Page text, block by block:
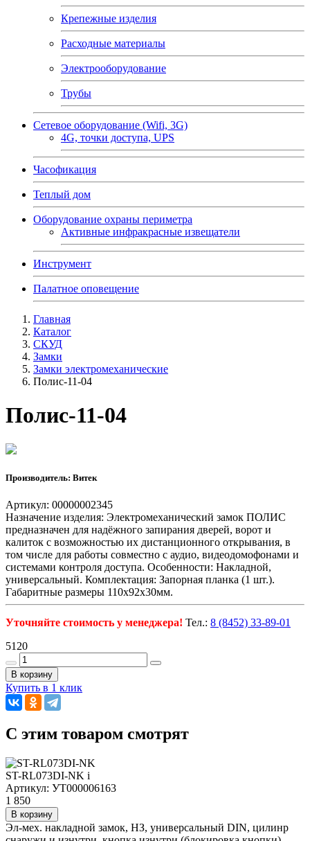
Крепежные изделия
Расходные материалы
Электрооборудование
Трубы
Сетевое оборудование (Wifi, 3G)
4G, точки доступа, UPS
Часофикация
Теплый дом
Оборудование охраны периметра
Активные инфракрасные извещатели
Инструмент
Палатное оповещение
Главная
Каталог
СКУД
Замки
Замки электромеханические
Полис-11-04
Полис-11-04
Производитель: Витек
Артикул: 00000002345
Назначение изделия: Электромеханический замок ПОЛИС
предназначен для надёжного запирания дверей, ворот и
калиток с возможностью их дистанционного открывания, в
том числе для работы совместно с аудио, видеодомофонами и
системами контроля доступа. Особенности: Накладной,
универсальный. Комплектация: Запорная планка (1 шт.).
Габаритные размеры 110х92х30мм.
Уточняйте стоимость у менеджера! Тел.: 8 (8452) 33-89-01
5120
В корзину
Купить в 1 клик
C этим товаром смотрят
ST-RL073DI-NK i
Артикул: УТ000006163
1 850
В корзину
Эл-мех. накладной замок, НЗ, универсальный DIN, цилинр